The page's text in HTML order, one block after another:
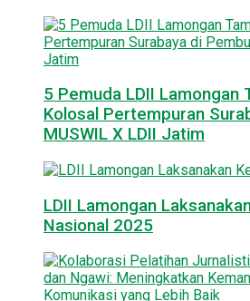
5 Pemuda LDII Lamongan
Kolosal Pertempuran
MUSWIL X LDII Jatim
LDII Lamongan
Nasional 2025